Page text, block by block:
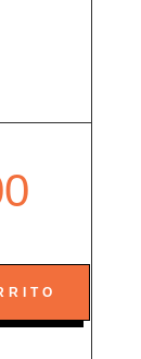
El